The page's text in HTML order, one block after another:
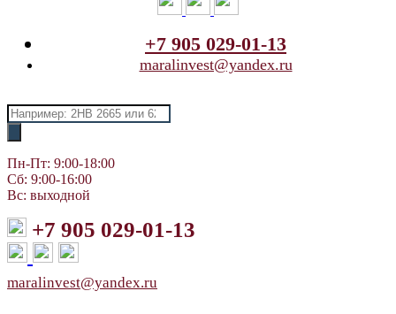
+7 905 029-01-13
maralinvest@yandex.ru
Поиск
товаров
Пн-Пт: 9:00-18:00
Сб: 9:00-16:00
Вс: выходной
+7 905 029-01-13
maralinvest@yandex.ru